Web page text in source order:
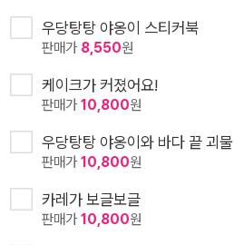
우당탕탕 야옹이 스티커북
판매가 8,550원
케이크가 커졌어요!
판매가10,800원
우당탕탕 야옹이와 바다 끝 괴물
판매가10,800원
카레가 보글보글
판매가10,800원